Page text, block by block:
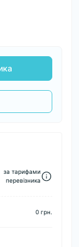
за тарифами
перевізника
0 грн.